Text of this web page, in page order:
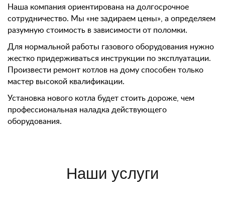
Наша компания ориентирована на долгосрочное
сотрудничество. Мы «не задираем цены», а определяем
разумную стоимость в зависимости от поломки.
Для нормальной работы газового оборудования нужно
жестко придерживаться инструкции по эксплуатации.
Произвести ремонт котлов на дому способен только
мастер высокой квалификации.
Установка нового котла будет стоить дороже, чем
профессиональная наладка действующего
оборудования.
Наши услуги